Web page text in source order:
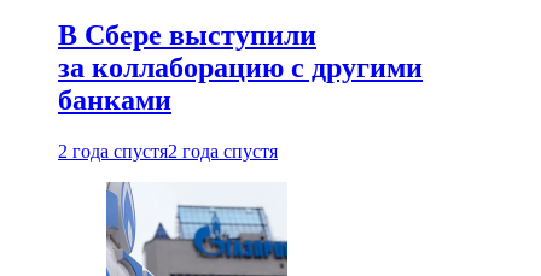
В Сбере выступили
за коллаборацию с другими
банками
2 года спустя2 года спустя